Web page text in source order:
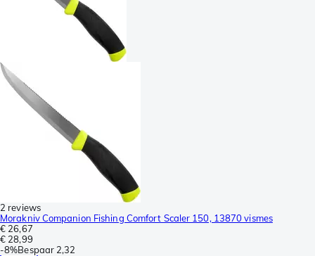
2 reviews
Morakniv Companion Fishing Comfort Scaler 150, 13870 vismes
€ 26,67
€ 28,99
-8%Bespaar 2,32